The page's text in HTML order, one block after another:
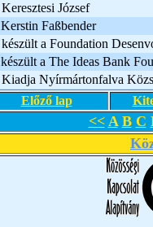
Keresztesi József
Kerstin Faßbender
készült a Foundation
készült a The Ideas Bank
Kiadja Nyírmártonfalva
Előző lap
<< A B C